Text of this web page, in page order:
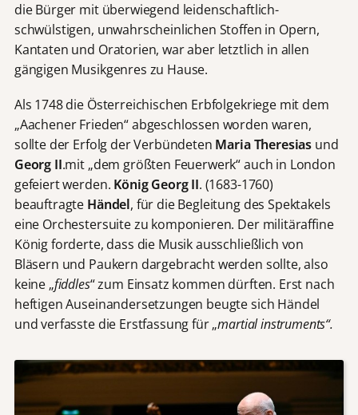
die Bürger mit überwiegend leidenschaftlich-
schwülstigen, unwahrscheinlichen Stoffen in Opern,
Kantaten und Oratorien, war aber letztlich in allen
gängigen Musikgenres zu Hause.
Als 1748 die Österreichischen Erbfolgekriege mit dem
„Aachener Frieden“ abgeschlossen worden waren,
sollte der Erfolg der Verbündeten Maria Theresias und
Georg II.mit „dem größten Feuerwerk“ auch in London
gefeiert werden. König Georg II. (1683-1760)
beauftragte Händel, für die Begleitung des Spektakels
eine Orchestersuite zu komponieren. Der militäraffine
König forderte, dass die Musik ausschließlich von
Bläsern und Paukern dargebracht werden sollte, also
keine „fiddles“ zum Einsatz kommen dürften. Erst nach
heftigen Auseinandersetzungen beugte sich Händel
und verfasste die Erstfassung für „martial instruments“.